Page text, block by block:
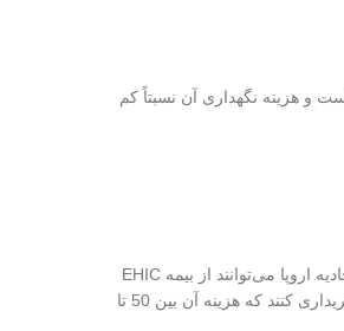
و هزینه نگهداری آن نسبتاً کم
داشتن بیمه درمانی در سوئد ضروری است. دانشجویان اتحادیه اروپا می‌توانند از بیمه EHIC
استفاده کنند، اما دانشجویان بین‌المللی باید بیمه درمانی خریداری کنند که هزینه آن بین 50 تا